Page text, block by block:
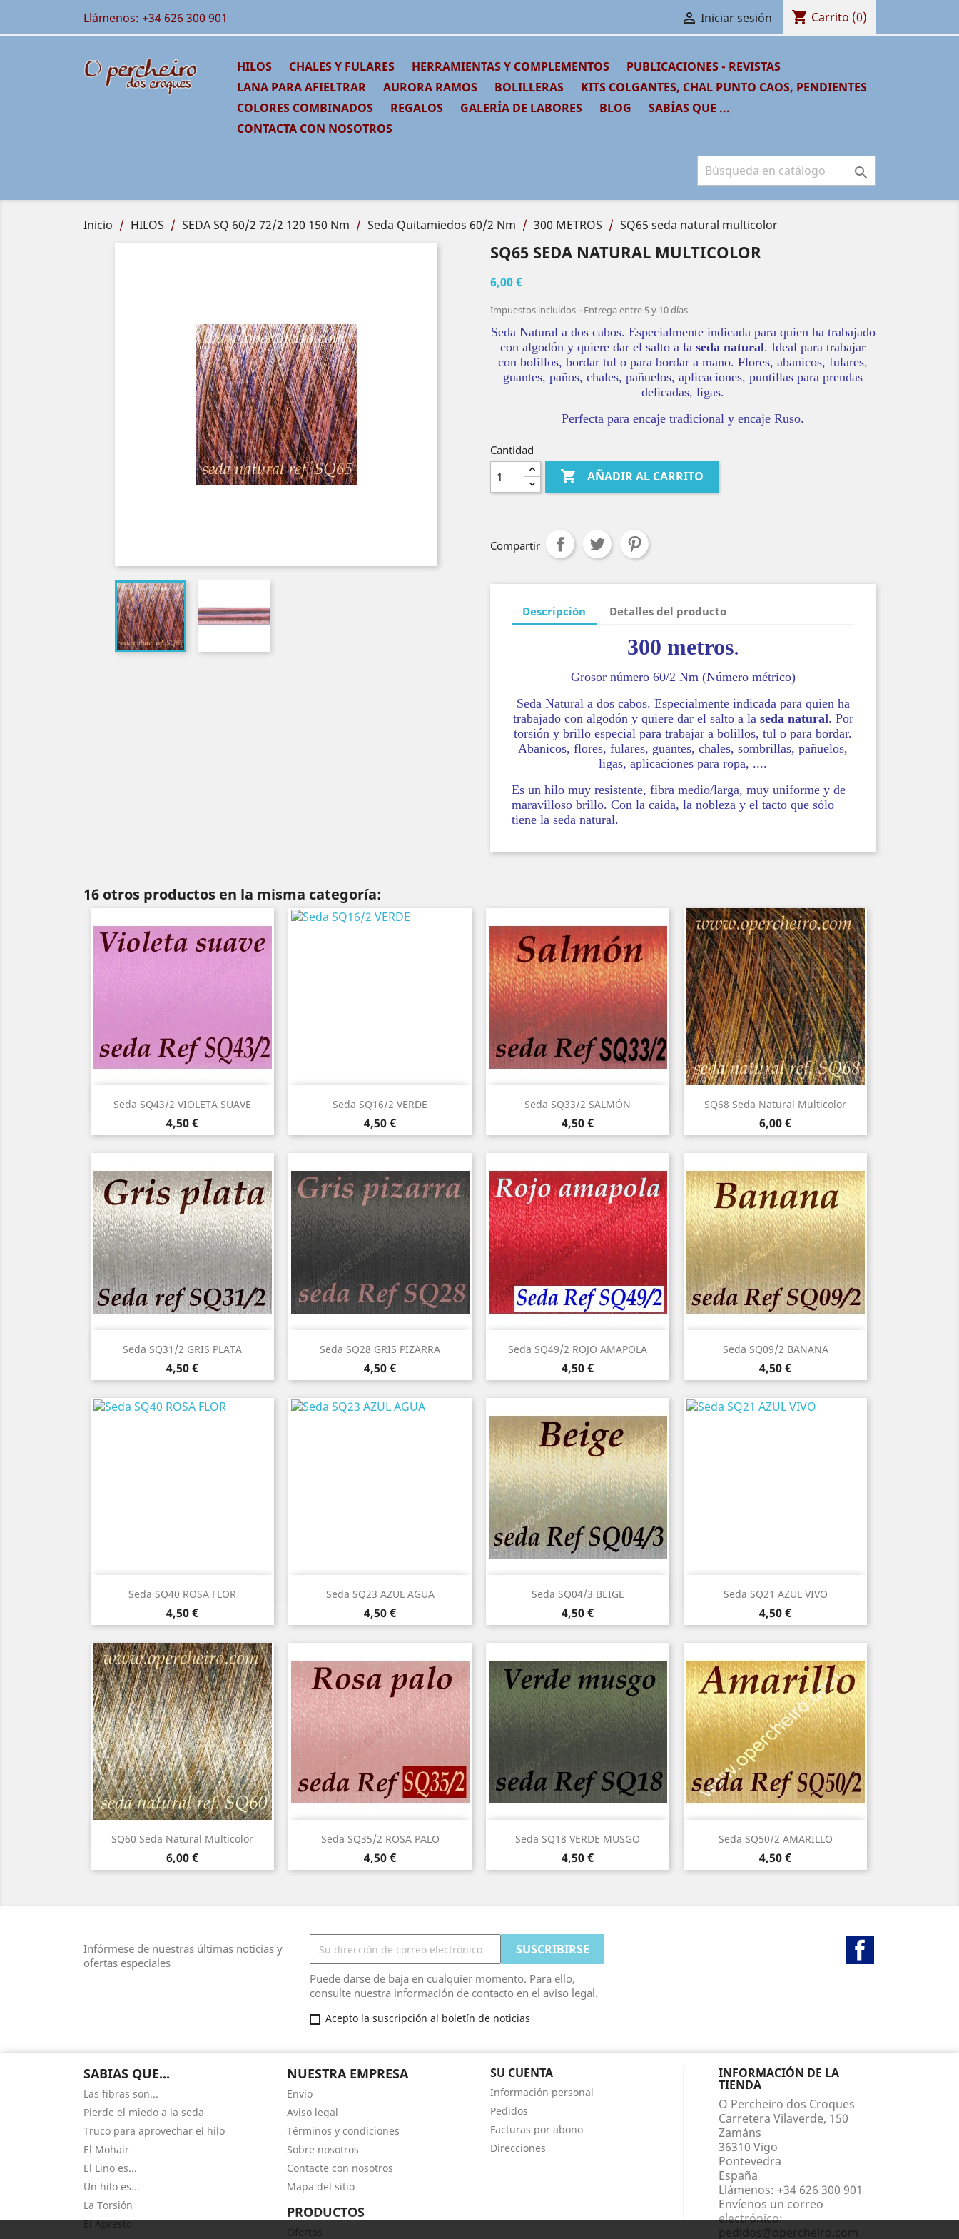
Llámenos: +34 626 300 901  Iniciar sesión shopping_cart Carrito (0)
HILOS CHALES Y FULARES HERRAMIENTAS Y COMPLEMENTOS
PUBLICACIONES - REVISTAS
LANA PARA AFIELTRAR
AURORA RAMOS BOLILLERAS
KITS COLGANTES, CHAL PUNTO CAOS, PENDIENTES
COLORES COMBINADOS
REGALOS GALERÍA DE LABORES BLOG
SABÍAS QUE ...
CONTACTA CON NOSOTROS

Inicio HILOS SEDA SQ 60/2 72/2 120 150 Nm Seda Quitamiedos 60/2 Nm 300 METROS SQ65 seda natural multicolor
SQ65 SEDA NATURAL MULTICOLOR
6,00 €
Impuestos incluidos Entrega entre 5 y 10 días
Seda Natural a dos cabos. Especialmente indicada para quien ha trabajado
con algodón y quiere dar el salto a la seda natural. Ideal para trabajar
con bolillos, bordar tul o para bordar a mano. Flores, abanicos, fulares,
guantes, paños, chales, pañuelos, aplicaciones, puntillas para prendas
delicadas, ligas.
Perfecta para encaje tradicional y encaje Ruso.
Cantidad
 AÑADIR AL CARRITO
Compartir
Descripción Detalles del producto
300 metros.
Grosor número 60/2 Nm (Número métrico)
Seda Natural a dos cabos. Especialmente indicada para quien ha
trabajado con algodón y quiere dar el salto a la seda natural. Por
torsión y brillo especial para trabajar a bolillos, tul o para bordar.
Abanicos, flores, fulares, guantes, chales, sombrillas, pañuelos,
ligas, aplicaciones para ropa, ....
Es un hilo muy resistente, fibra medio/larga, muy uniforme y de
maravilloso brillo. Con la caida, la nobleza y el tacto que sólo
tiene la seda natural.
16 otros productos en la misma categoría:
Seda SQ43/2 VIOLETA SUAVE
Precio
4,50 €
Vista rápida Seda SQ16/2 VERDE
Precio
4,50 €
Vista rápida Seda SQ33/2 SALMÓN
Precio
4,50 €
Vista rápida SQ68 Seda Natural Multicolor
Precio
6,00 €
Vista rápida
Seda SQ31/2 GRIS PLATA
Precio
4,50 €
Vista rápida Seda SQ28 GRIS PIZARRA
Precio
4,50 €
Vista rápida Seda SQ49/2 ROJO AMAPOLA
Precio
4,50 €
Vista rápida Seda SQ09/2 BANANA
Precio
4,50 €
Vista rápida
Seda SQ40 ROSA FLOR
Precio
4,50 €
Vista rápida Seda SQ23 AZUL AGUA
Precio
4,50 €
Vista rápida Seda SQ04/3 BEIGE
Precio
4,50 €
Vista rápida Seda SQ21 AZUL VIVO
Precio
4,50 €
 Vista rápida
SQ60 Seda Natural Multicolor
Precio
6,00 €
Vista rápida Seda SQ35/2 ROSA PALO
Precio
4,50 €
Vista rápida Seda SQ18 VERDE MUSGO
Precio
4,50 €
Vista rápida Seda SQ50/2 AMARILLO
Precio
4,50 €
Vista rápida
Infórmese de nuestras últimas noticias y
ofertas especiales
Puede darse de baja en cualquier momento. Para ello,
consulte nuestra información de contacto en el aviso legal.
Acepto la suscripción al boletín de noticias
SABIAS QUE...
Las fibras son...
Pierde el miedo a la seda
Truco para aprovechar el hilo
El Mohair
El Lino es...
Un hilo es...
La Torsión
El Apresto
NUESTRA EMPRESA
Envío
Aviso legal
Términos y condiciones
Sobre nosotros
Contacte con nosotros
Mapa del sitio
PRODUCTOS
Ofertas
SU CUENTA
Información personal
Pedidos
Facturas por abono
Direcciones
INFORMACIÓN DE LA
TIENDA
O Percheiro dos Croques
Carretera Vilaverde, 150
Zamáns
36310 Vigo
Pontevedra
España
Llámenos: +34 626 300 901
Envíenos un correo
electrónico:
pedidos@opercheiro.com